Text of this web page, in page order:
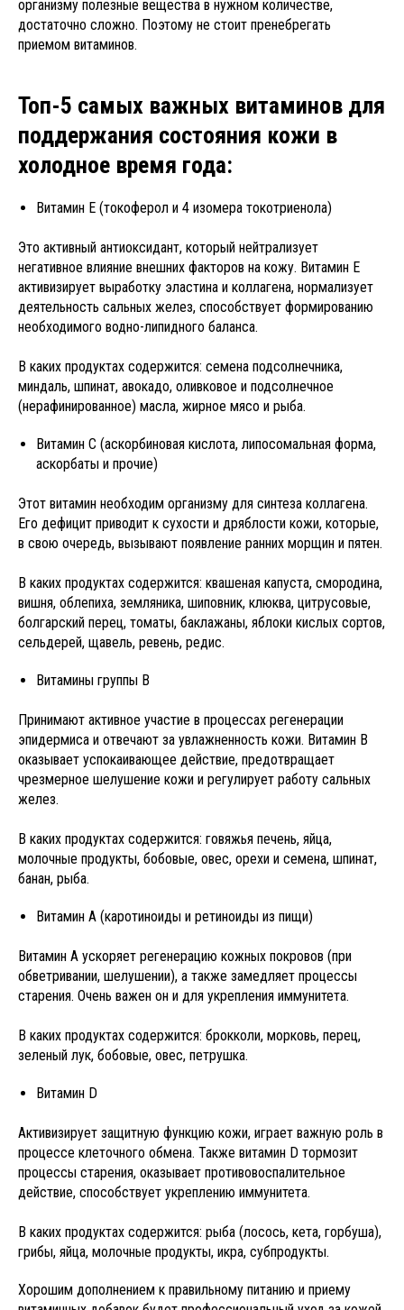
организму полезные вещества в нужном количестве,
достаточно сложно. Поэтому не стоит пренебрегать
приемом витаминов.
Топ-5 самых важных витаминов для
поддержания состояния кожи в
холодное время года:
Витамин Е (токоферол и 4 изомера токотриенола)
Это активный антиоксидант, который нейтрализует
негативное влияние внешних факторов на кожу. Витамин Е
активизирует выработку эластина и коллагена, нормализует
деятельность сальных желез, способствует формированию
необходимого водно-липидного баланса.
В каких продуктах содержится: семена подсолнечника,
миндаль, шпинат, авокадо, оливковое и подсолнечное
(нерафинированное) масла, жирное мясо и рыба.
Витамин С (аскорбиновая кислота, липосомальная форма,
аскорбаты и прочие)
Этот витамин необходим организму для синтеза коллагена.
Его дефицит приводит к сухости и дряблости кожи, которые,
в свою очередь, вызывают появление ранних морщин и пятен.
В каких продуктах содержится: квашеная капуста, смородина,
вишня, облепиха, земляника, шиповник, клюква, цитрусовые,
болгарский перец, томаты, баклажаны, яблоки кислых сортов,
сельдерей, щавель, ревень, редис.
Витамины группы В
Принимают активное участие в процессах регенерации
эпидермиса и отвечают за увлажненность кожи. Витамин В
оказывает успокаивающее действие, предотвращает
чрезмерное шелушение кожи и регулирует работу сальных
желез.
В каких продуктах содержится: говяжья печень, яйца,
молочные продукты, бобовые, овес, орехи и семена, шпинат,
банан, рыба.
Витамин А (каротиноиды и ретиноиды из пищи)
Витамин А ускоряет регенерацию кожных покровов (при
обветривании, шелушении), а также замедляет процессы
старения. Очень важен он и для укрепления иммунитета.
В каких продуктах содержится: брокколи, морковь, перец,
зеленый лук, бобовые, овес, петрушка.
Витамин D
Активизирует защитную функцию кожи, играет важную роль в
процессе клеточного обмена. Также витамин D тормозит
процессы старения, оказывает противовоспалительное
действие, способствует укреплению иммунитета.
В каких продуктах содержится: рыба (лосось, кета, горбуша),
грибы, яйца, молочные продукты, икра, субпродукты.
Хорошим дополнением к правильному питанию и приему